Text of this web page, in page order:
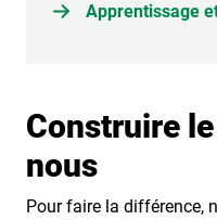
Apprentissage
Construire
nous
Pour faire la différence,